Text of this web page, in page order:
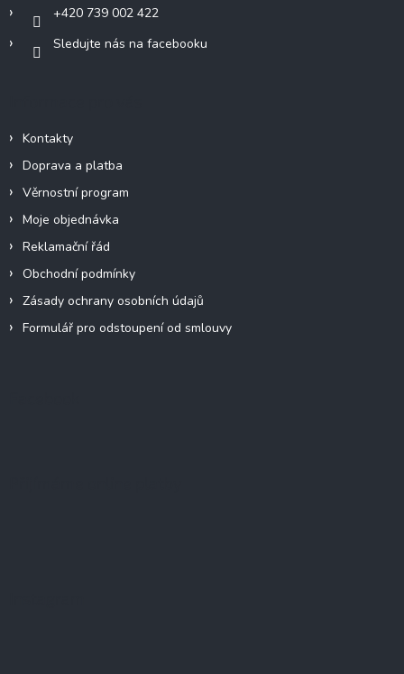
+420 739 002 422
Sledujte nás na facebooku
Kontakty
Doprava a platba
Věrnostní program
Moje objednávka
Reklamační řád
Obchodní podmínky
Zásady ochrany osobních údajů
Formulář pro odstoupení od smlouvy